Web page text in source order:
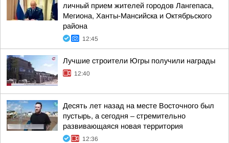
личный прием жителей городов Лангепаса,
Мегиона, Ханты-Мансийска и Октябрьского
района
12:45
Лучшие строители Югры получили награды
12:40
Десять лет назад на месте Восточного был
пустырь, а сегодня – стремительно
развивающаяся новая территория
12:36